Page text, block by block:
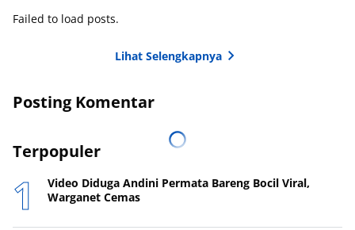
Failed to load posts.
Lihat Selengkapnya
Posting Komentar
Terpopuler
Video Diduga Andini Permata Bareng Bocil Viral,
Warganet Cemas